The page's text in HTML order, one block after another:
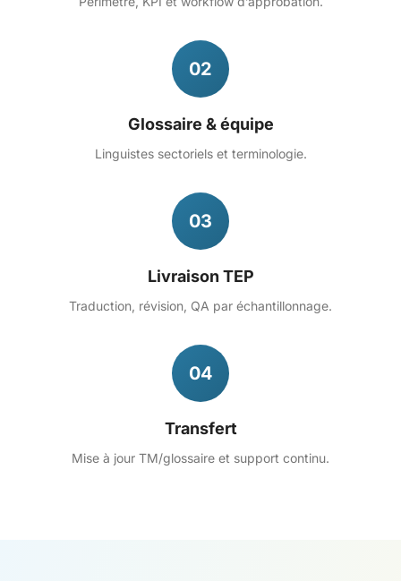
02
Glossaire & équipe
Linguistes sectoriels et terminologie.
03
Livraison TEP
Traduction, révision, QA par échantillonnage.
04
Transfert
Mise à jour TM/glossaire et support continu.